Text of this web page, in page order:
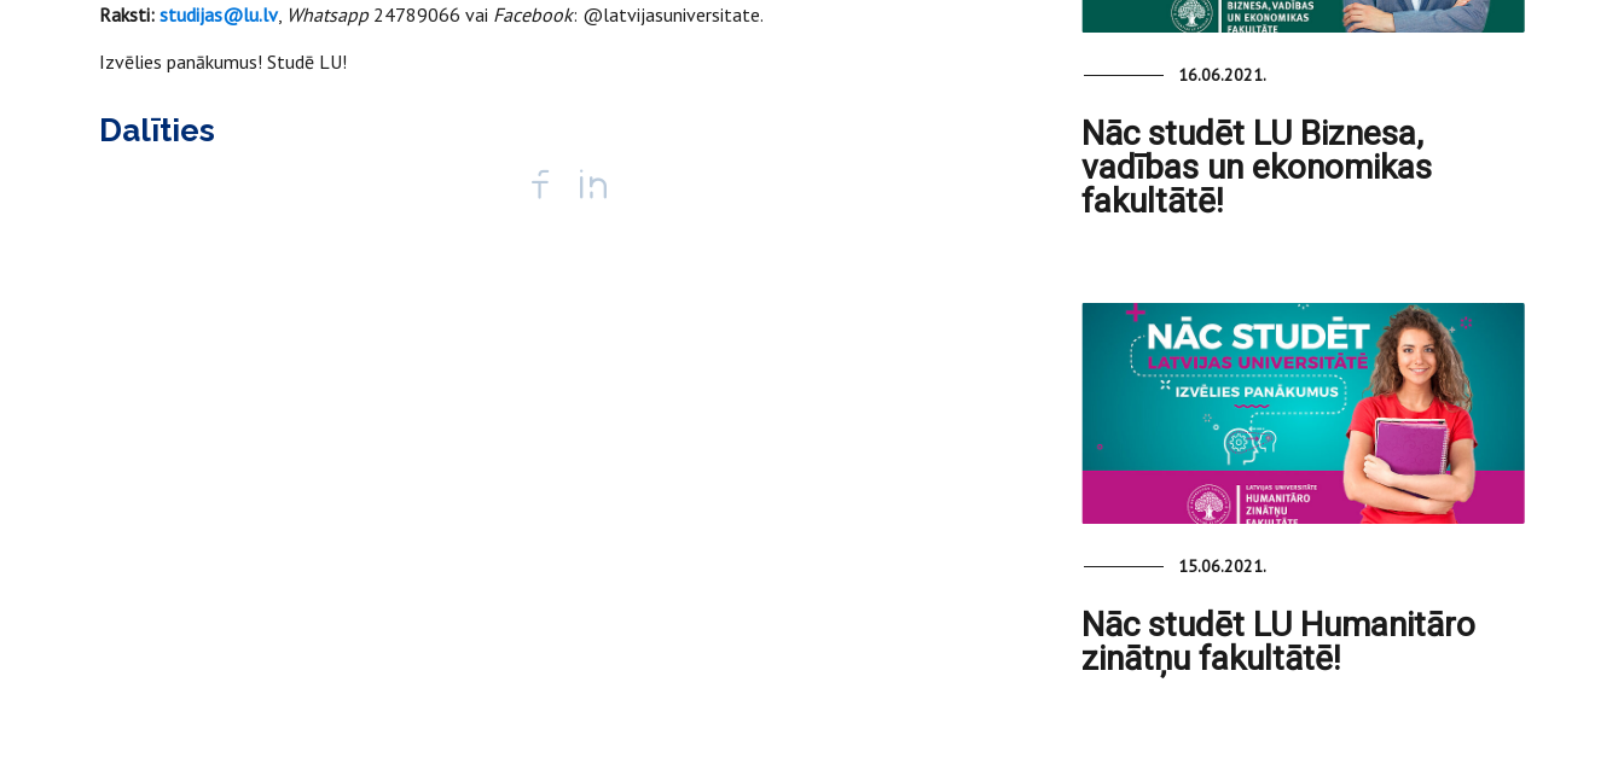
Raksti: studijas@lu.lv, Whatsapp24789066 vai Facebook: @latvijasuniversitate.
Izvēlies panākumus! Studē LU!
Dalīties
16.06.2021.
Nāc studēt LU Biznesa,
vadības un ekonomikas
fakultātē!
15.06.2021.
Nāc studēt LU Humanitāro
zinātņu fakultātē!